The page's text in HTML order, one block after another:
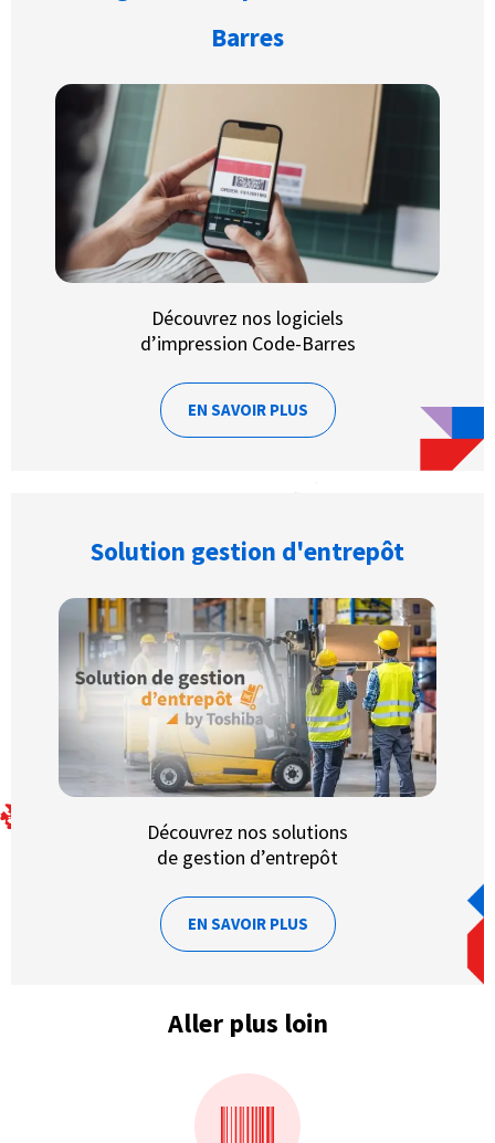
Barres
Découvrez nos logiciels
d’impression Code-Barres
EN SAVOIR PLUS
Solution gestion d'entrepôt
Découvrez nos solutions
de gestion d’entrepôt
EN SAVOIR PLUS
Aller plus loin